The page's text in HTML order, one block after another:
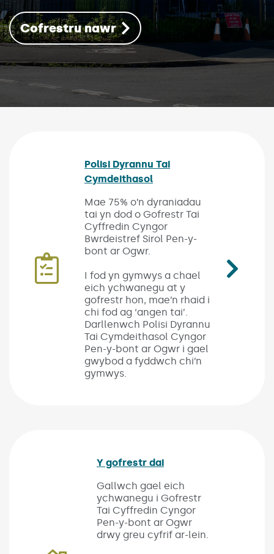
Cofrestru nawr
(Link opens in new window)
Polisi Dyrannu Tai
Cymdeithasol
Mae 75% o’n dyraniadau
tai yn dod o Gofrestr Tai
Cyffredin Cyngor
Bwrdeistref Sirol Pen-y-
bont ar Ogwr.
I fod yn gymwys a chael
eich ychwanegu at y
gofrestr hon, mae’n rhaid i
chi fod ag ‘angen tai’.
Darllenwch Polisi Dyrannu
Tai Cymdeithasol Cyngor
Pen-y-bont ar Ogwr i gael
gwybod a fyddwch chi’n
gymwys.
Y gofrestr dai
Gallwch gael eich
ychwanegu i Gofrestr
Tai Cyffredin Cyngor
Pen-y-bont ar Ogwr
drwy greu cyfrif ar-lein.